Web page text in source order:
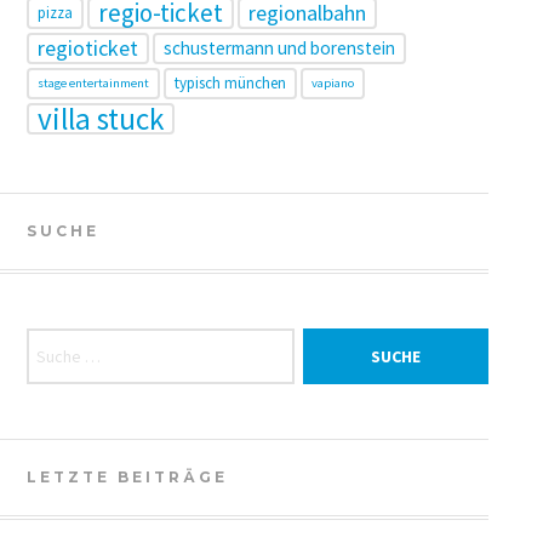
pizza regio-ticket
regionalbahn
regioticket
schustermann und borenstein
stage entertainment typisch münchen vapiano
villa stuck
SUCHE
LETZTE BEITRÄGE